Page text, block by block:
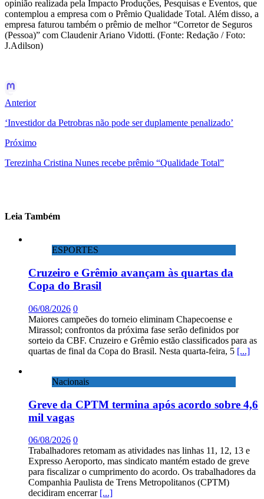
opinião realizada pela Impacto Produções, Pesquisas e Eventos, que
contemplou a empresa com o Prêmio Qualidade Total. Além disso, a
empresa faturou também o prêmio de melhor “Corretor de Seguros
(Pessoa)” com Claudenir Ariano Vidotti. (Fonte: Redação / Foto:
J.Adilson)
Anterior
‘Investidor da Petrobras não pode ser duplamente penalizado’
Próximo
Terezinha Cristina Nunes recebe prêmio “Qualidade Total”
Leia Também
ESPORTES
Cruzeiro e Grêmio avançam às quartas da
Copa do Brasil
06/08/2026 0
Maiores campeões do torneio eliminam Chapecoense e
Mirassol; confrontos da próxima fase serão definidos por
sorteio da CBF. Cruzeiro e Grêmio estão classificados para as
quartas de final da Copa do Brasil. Nesta quarta-feira, 5 [...]
Nacionais
Greve da CPTM termina após acordo sobre 4,6
mil vagas
06/08/2026 0
Trabalhadores retomam as atividades nas linhas 11, 12, 13 e
Expresso Aeroporto, mas sindicato mantém estado de greve
para fiscalizar o cumprimento do acordo. Os trabalhadores da
Companhia Paulista de Trens Metropolitanos (CPTM)
decidiram encerrar [...]